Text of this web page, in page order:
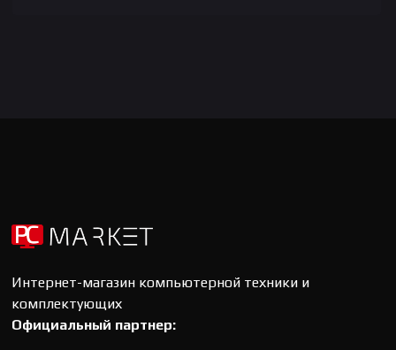
Интернет-магазин компьютерной техники и
комплектующих
Официальный партнер: